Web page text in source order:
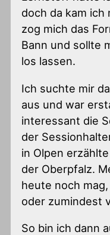
doch da kam ich
zog mich das
Bann und sollte
los lassen.
Ich suchte mir
aus und war
interessant die
der
in Olpen
der Oberpfalz.
heute noch
oder zumindest
So bin ich dann